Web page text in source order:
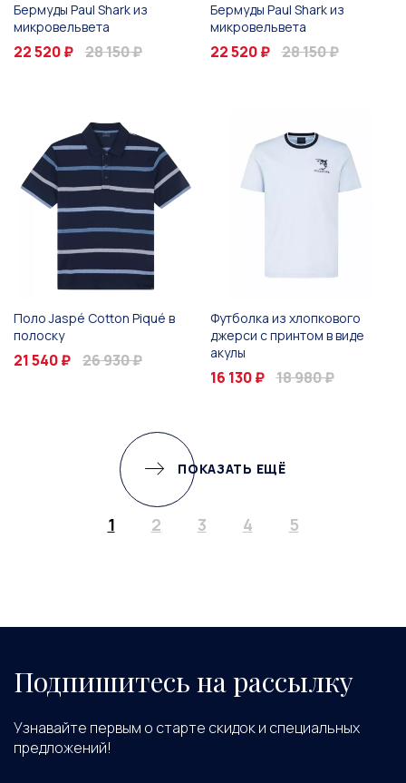
Бермуды Paul Shark из
микровельвета
22 520 ₽ 28 150 ₽
Бермуды Paul Shark из
микровельвета
22 520 ₽ 28 150 ₽
Поло Jaspé Cotton Piqué в
полоску
21 540 ₽ 26 930 ₽
Футболка из хлопкового
джерси с принтом в виде
акулы
16 130 ₽ 18 980 ₽
ПОКАЗАТЬ ЕЩЁ
1 2 3 4 5
Подпишитесь на рассылку
Узнавайте первым о старте скидок и специальных
предложений!